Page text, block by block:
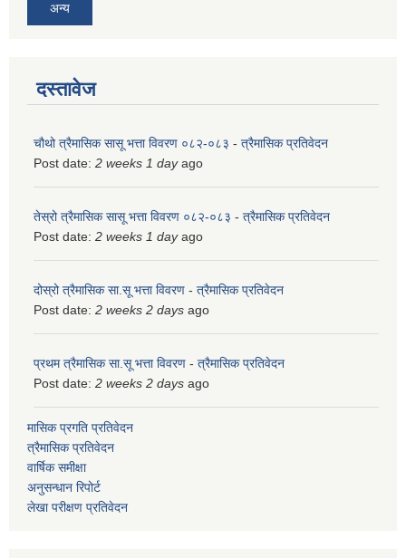
अन्य
दस्तावेज
चौथो त्रैमासिक सासू भत्ता विवरण ०८२-०८३ - त्रैमासिक प्रतिवेदन
Post date: 2 weeks 1 dayago
तेस्रो त्रैमासिक सासू भत्ता विवरण ०८२-०८३ - त्रैमासिक प्रतिवेदन
Post date: 2 weeks 1 dayago
दोस्रो त्रैमासिक सा.सू भत्ता विवरण - त्रैमासिक प्रतिवेदन
Post date: 2 weeks 2 days ago
प्रथम त्रैमासिक सा.सू भत्ता विवरण - त्रैमासिक प्रतिवेदन
Post date: 2 weeks 2 days ago
मासिक प्रगति प्रतिवेदन
त्रैमासिक प्रतिवेदन
वार्षिक समीक्षा
अनुसन्धान रिपोर्ट
लेखा परीक्षण प्रतिवेदन